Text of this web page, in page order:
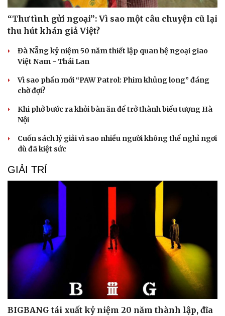
“Thư tình gửi ngoại”: Vì sao một câu chuyện cũ lại
thu hút khán giả Việt?
Đà Nẵng kỷ niệm 50 năm thiết lập quan hệ ngoại giao
Việt Nam - Thái Lan
Vì sao phần mới “PAW Patrol: Phim khủng long” đáng
chờ đợi?
Khi phở bước ra khỏi bàn ăn để trở thành biểu tượng Hà
Nội
Cuốn sách lý giải vì sao nhiều người không thể nghỉ ngơi
dù đã kiệt sức
GIẢI TRÍ
BIGBANG tái xuất kỷ niệm 20 năm thành lập, đĩa